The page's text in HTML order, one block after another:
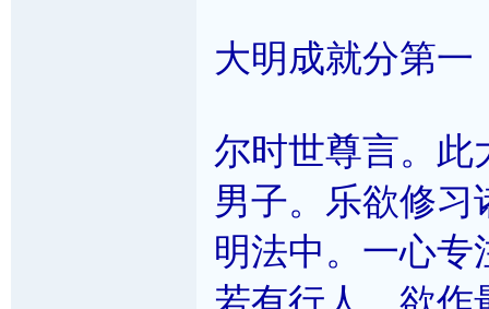
大明成就分第一
尔时世尊言。此
男子。乐欲修
明法中。一心专